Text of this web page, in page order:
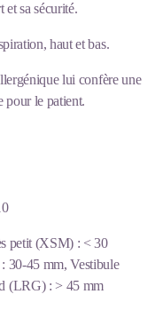
et sa sécurité.
haut et bas.
lui confère une
pour le patient.
petit (XSM) : < 30
30-45 mm, Vestibule
(LRG) : > 45 mm